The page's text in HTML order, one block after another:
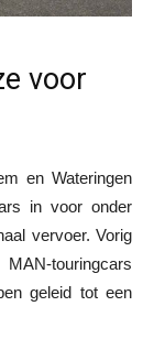
voor
en Wateringen
in voor onder
vervoer. Vorig
touringcars
geleid tot een